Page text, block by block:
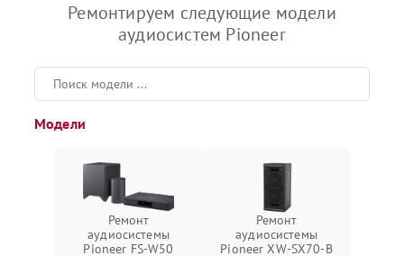
Ремонтируем следующие модели
аудиосистем Pioneer
Модели
Ремонт
аудиосистемы
Pioneer FS-W50
Ремонт
аудиосистемы
Pioneer XW-SX70-B